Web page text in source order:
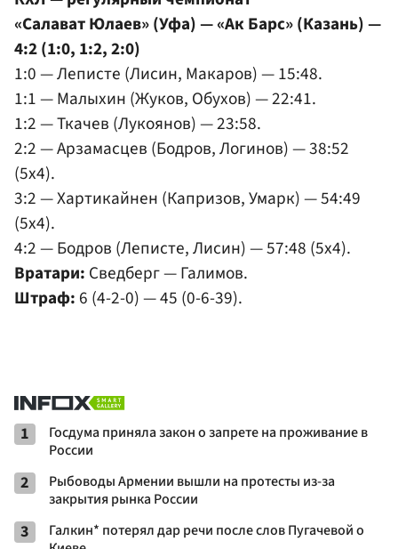
«Салават Юлаев» (Уфа) — «Ак Барс» (Казань) —
4:2 (1:0, 1:2, 2:0)
1:0 — Леписте (Лисин, Макаров) — 15:48.
1:1 — Малыхин (Жуков, Обухов) — 22:41.
1:2 — Ткачев (Лукоянов) — 23:58.
2:2 — Арзамасцев (Бодров, Логинов) — 38:52
(5x4).
3:2 — Хартикайнен (Капризов, Умарк) — 54:49
(5x4).
4:2 — Бодров (Леписте, Лисин) — 57:48 (5x4).
Вратари: Сведберг — Галимов.
Штраф: 6 (4-2-0) — 45 (0-6-39).
1
Госдума приняла закон о запрете на проживание в
России
2
Рыбоводы Армении вышли на протесты из-за
закрытия рынка России
3
Галкин* потерял дар речи после слов Пугачевой о